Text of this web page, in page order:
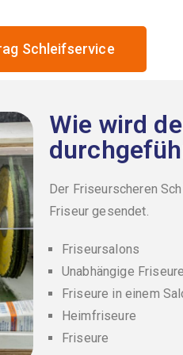
Schleifservice
Wie wird
Der Friseurscheren
Friseur gesendet.
Friseursalons
Unabhängige Friseure
Friseure in einem
Heimfriseure
Friseure